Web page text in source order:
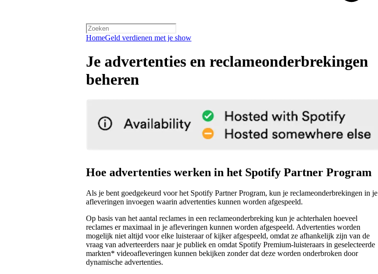
HomeGeld verdienen met je show
Je advertenties en reclameonderbrekingen
beheren
Hoe advertenties werken in het Spotify Partner Program
Als je bent goedgekeurd voor het Spotify Partner Program, kun je reclameonderbrekingen in je
afleveringen invoegen waarin advertenties kunnen worden afgespeeld.
Op basis van het aantal reclames in een reclameonderbreking kun je achterhalen hoeveel
reclames er maximaal in je afleveringen kunnen worden afgespeeld. Advertenties worden
mogelijk niet altijd voor elke luisteraar of kijker afgespeeld, omdat ze afhankelijk zijn van de
vraag van adverteerders naar je publiek en omdat Spotify Premium-luisteraars in geselecteerde
markten* videoafleveringen kunnen bekijken zonder dat deze worden onderbroken door
dynamische advertenties.